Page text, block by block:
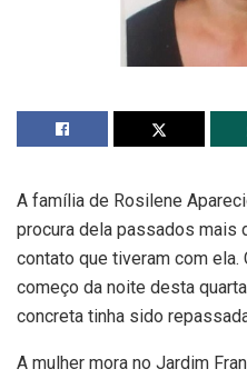
A família de Rosilene
procura dela passados mais
contato que tiveram com
começo da noite desta
concreta tinha sido
A mulher mora no Jardim